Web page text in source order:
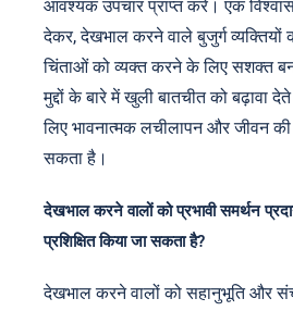
आवश्यक उपचार प्राप्त करें। एक
देकर, देखभाल करने वाले बुजुर्ग
चिंताओं को व्यक्त करने के लिए सशक्त
मुद्दों के बारे में खुली बातचीत को बढ़ावा
लिए भावनात्मक लचीलापन और जीवन
सकता है।
देखभाल करने वालों को प्रभावी समर्थन
प्रशिक्षित किया जा सकता है?
देखभाल करने वालों को सहानुभूति और